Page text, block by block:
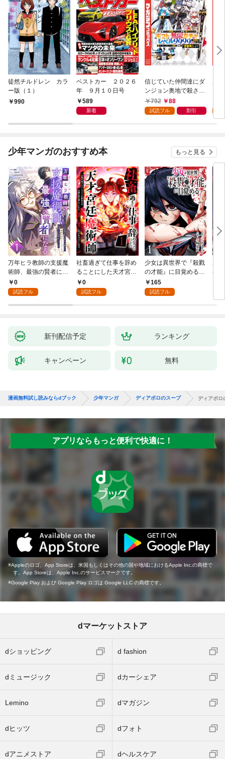
徒然チルドレン カラ
ー版（１）
990
ベストカー ２０２６
年 ９月１０日号
589
新着
信じていた仲間達にダ
ンジョン奥地で殺され
かけたがギフト『無限
ガチャ』でレベル９９
『ざまぁ！』します！
792 88
試読フル 割引
少年マンガのおすすめ本 もっと見る
万年ヒラ教師の支援魔
術師、最強の賢者にな
る～不人気の支援魔術
師は給料泥棒だと魔術
が、出世した元教え子
0
試読フル
社畜過ぎて仕事を辞め
ることにした天才宮廷
魔術師～辺境の地でス
ローライフを夢見る
0
試読フル
少女は異世界で『殺戮
の才能』に目覚める
(話売り) #1
165
試読フル
者
新刊配信予定 ランキング
キャンペーン 無料
漫画無料試し読みならdブック 少年マンガ ディアボロのスープ ディアボロ
アプリならもっと便利で快適に！
Appleのロゴ、App Storeは、米国もしくはその他の国や地域におけるApple Inc.の商標で
す。App Storeは、Apple Inc.のサービスマークです。
Google Play および Google Play ロゴは Google LLC の商標です。
dマーケットストア
dショッピング d fashion
dミュージック dカーシェア
Lemino dマガジン
dヒッツ dフォト
dアニメストア dヘルスケア